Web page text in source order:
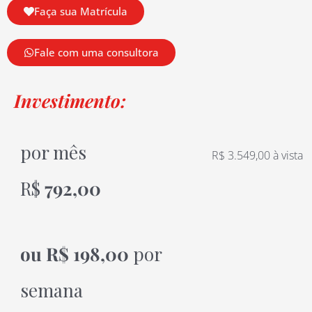
Faça sua Matrícula
Fale com uma consultora
Investimento:
por mês
R$ 792,00
ou R$ 198,00 por
semana
R$ 3.549,00 à vista